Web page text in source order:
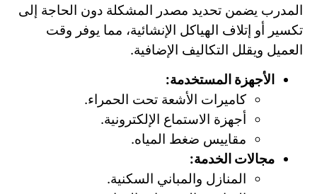
المدرب يضمن تحديد مصدر المشكلة دون الحاجة إلى
تكسير أو إتلاف الهياكل الإنشائية، مما يوفر وقت
العميل ويقلل التكاليف الإضافية.
الأجهزة المستخدمة:
كاميرات الأشعة تحت الحمراء.
أجهزة الاستماع الإلكترونية.
مقاييس ضغط المياه.
مجالات الخدمة:
المنازل والمباني السكنية.